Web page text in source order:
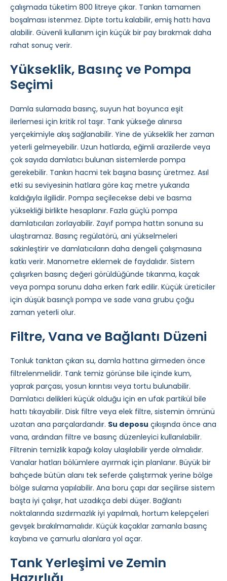
çalışmada tüketim 800 litreye çıkar. Tankın tamamen
boşalması istenmez. Dipte tortu kalabilir, emiş hattı hava
alabilir. Güvenli kullanım için küçük bir pay bırakmak daha
rahat sonuç verir.
Yükseklik, Basınç ve Pompa
Seçimi
Damla sulamada basınç, suyun hat boyunca eşit
ilerlemesi için kritik rol taşır. Tank yükseğe alınırsa
yerçekimiyle akış sağlanabilir. Yine de yükseklik her zaman
yeterli gelmeyebilir. Uzun hatlarda, eğimli arazilerde veya
çok sayıda damlatıcı bulunan sistemlerde pompa
gerekebilir. Tankın hacmi tek başına basınç üretmez. Asıl
etki su seviyesinin hatlara göre kaç metre yukarıda
kaldığıyla ilgilidir. Pompa seçilecekse debi ve basma
yüksekliği birlikte hesaplanır. Fazla güçlü pompa
damlatıcıları zorlayabilir. Zayıf pompa hattın sonuna su
ulaştıramaz. Basınç regülatörü, ani yükselmeleri
sakinleştirir ve damlatıcıların daha dengeli çalışmasına
katkı verir. Manometre eklemek de faydalıdır. Sistem
çalışırken basınç değeri görüldüğünde tıkanma, kaçak
veya pompa sorunu daha erken fark edilir. Küçük üreticiler
için düşük basınçlı pompa ve sade vana grubu çoğu
zaman yeterli olur.
Filtre, Vana ve Bağlantı Düzeni
Tonluk tanktan çıkan su, damla hattına girmeden önce
filtrelenmelidir. Tank temiz görünse bile içinde kum,
yaprak parçası, yosun kırıntısı veya tortu bulunabilir.
Damlatıcı delikleri küçük olduğu için en ufak partikül bile
hattı tıkayabilir. Disk filtre veya elek filtre, sistemin ömrünü
uzatan ana parçalardandır. Su deposu çıkışında önce ana
vana, ardından filtre ve basınç düzenleyici kullanılabilir.
Filtrenin temizlik kapağı kolay ulaşılabilir yerde olmalıdır.
Vanalar hatları bölümlere ayırmak için planlanır. Büyük bir
bahçede bütün alanı tek seferde çalıştırmak yerine bölge
bölge sulama yapılabilir. Ana boru çapı dar seçilirse sistem
başta iyi çalışır, hat uzadıkça debi düşer. Bağlantı
noktalarında sızdırmazlık iyi yapılmalı, hortum kelepçeleri
gevşek bırakılmamalıdır. Küçük kaçaklar zamanla basınç
kaybına ve çamurlu alanlara yol açar.
Tank Yerleşimi ve Zemin